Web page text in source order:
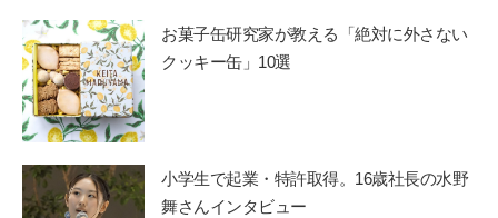
お菓子缶研究家が教える「絶対に外さない
クッキー缶」10選
小学生で起業・特許取得。16歳社長の水野
舞さんインタビュー